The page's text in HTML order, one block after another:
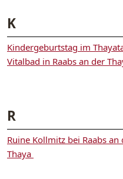
K
Kindergeburtstag im
Vitalbad in Raabs an der
R
Ruine Kollmitz bei Raabs an
Thaya